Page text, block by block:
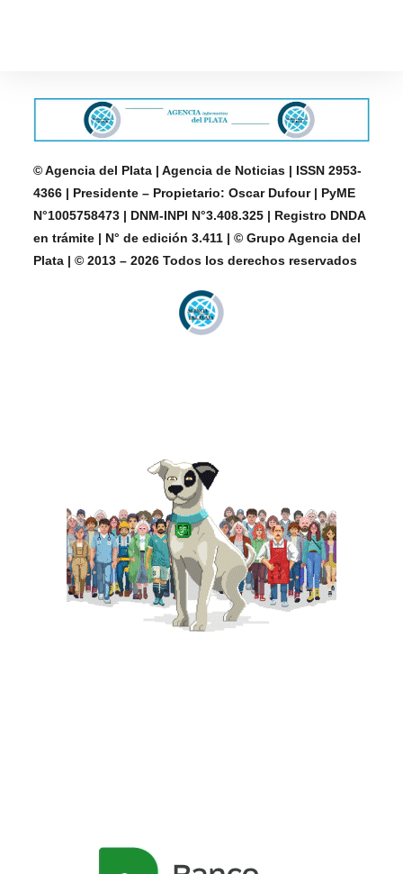
© Agencia del Plata | Agencia de Noticias | ISSN 2953-
4366 | Presidente – Propietario: Oscar Dufour | PyME
N°1005758473 | DNM-INPI N°3.408.325 | Registro DNDA
en trámite | N° de edición 3.411 | © Grupo Agencia del
Plata | © 2013 – 2026 Todos los derechos reservados